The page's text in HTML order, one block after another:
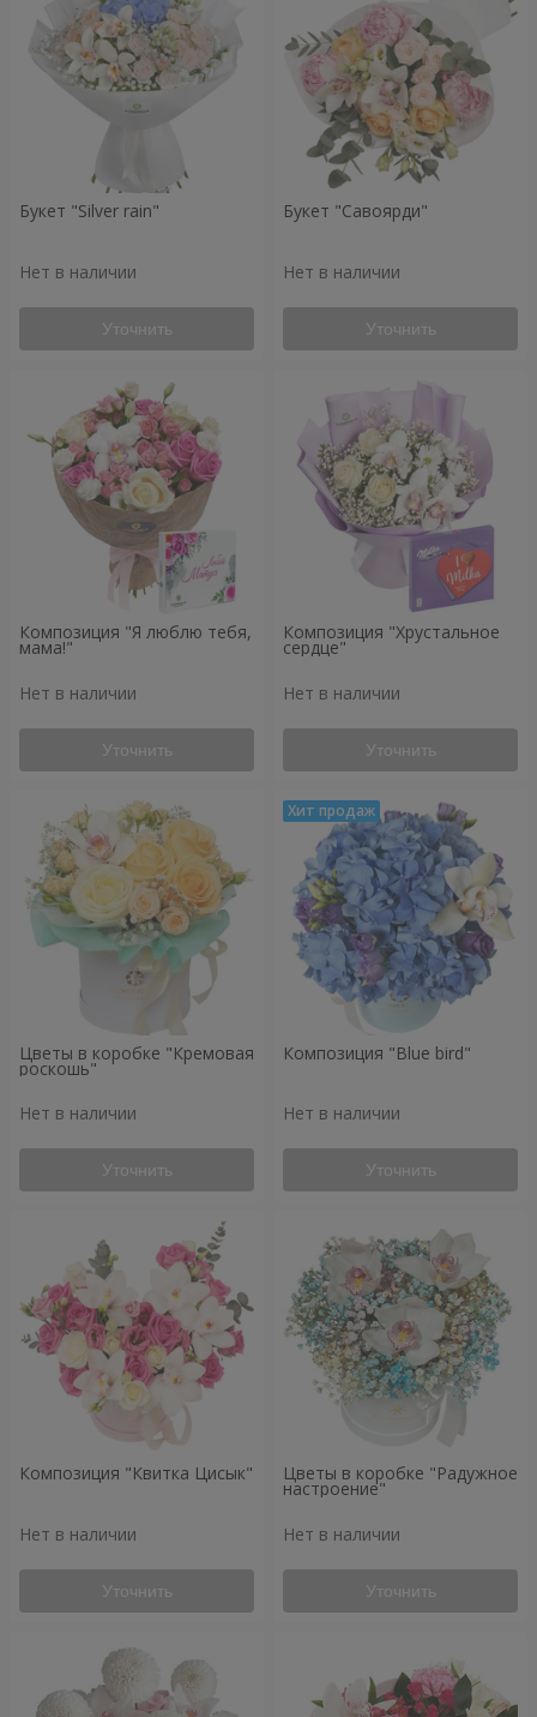
Букет "Silver rain"
Нет в наличии
Уточнить
Букет "Савоярди"
Нет в наличии
Уточнить
Композиция "Я люблю тебя,
мама!"
Нет в наличии
Уточнить
Композиция "Хрустальное
сердце"
Нет в наличии
Уточнить
Цветы в коробке "Кремовая
роскошь"
Нет в наличии
Уточнить
Композиция "Blue bird"
Нет в наличии
Уточнить
Композиция "Квитка Цисык"
Нет в наличии
Уточнить
Цветы в коробке "Радужное
настроение"
Нет в наличии
Уточнить